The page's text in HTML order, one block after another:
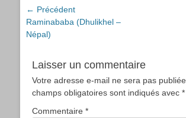
Navigation
de
l’article
← Précédent
Article
précédent :
Raminababa (Dhulikhel –
Népal)
Laisser un commentaire
Votre adresse e-mail ne sera pas publiée.
champs obligatoires sont indiqués avec *
Commentaire *